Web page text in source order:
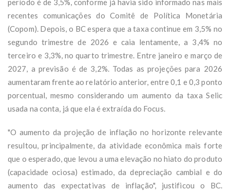
recentes comunicações do Comitê de Política Monetária
(Copom). Depois, o BC espera que a taxa continue em 3,5% no
segundo trimestre de 2026 e caia lentamente, a 3,4% no
terceiro e 3,3%, no quarto trimestre. Entre janeiro e março de
2027, a previsão é de 3,2%. Todas as projeções para 2026
aumentaram frente ao relatório anterior, entre 0,1 e 0,3 ponto
porcentual, mesmo considerando um aumento da taxa Selic
usada na conta, já que ela é extraída do Focus.
"O aumento da projeção de inflação no horizonte relevante
resultou, principalmente, da atividade econômica mais forte
que o esperado, que levou a uma elevação no hiato do produto
(capacidade ociosa) estimado, da depreciação cambial e do
aumento das expectativas de inflação", justificou o BC.